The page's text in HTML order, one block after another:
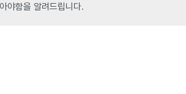
야함을 알려드립니다.